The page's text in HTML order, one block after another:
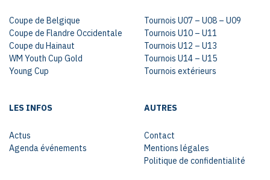
Coupe de Belgique
Coupe de Flandre Occidentale
Coupe du Hainaut
WM Youth Cup Gold
Young Cup
Tournois U07 – U08 – U09
Tournois U10 – U11
Tournois U12 – U13
Tournois U14 – U15
Tournois extérieurs
LES INFOS
Actus
Agenda événements
AUTRES
Contact
Mentions légales
Politique de confidentialité